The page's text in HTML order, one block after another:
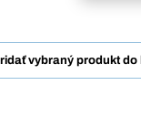
vybraný produkt do